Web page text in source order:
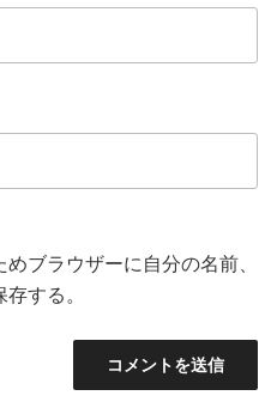
ブラウザーに自分の名前、
する。